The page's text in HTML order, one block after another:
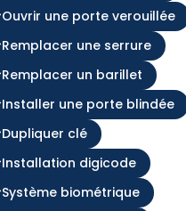
Ouvrir une porte verouillée
Remplacer une serrure
Remplacer un barillet
Installer une porte blindée
Dupliquer clé
Installation digicode
Système biométrique